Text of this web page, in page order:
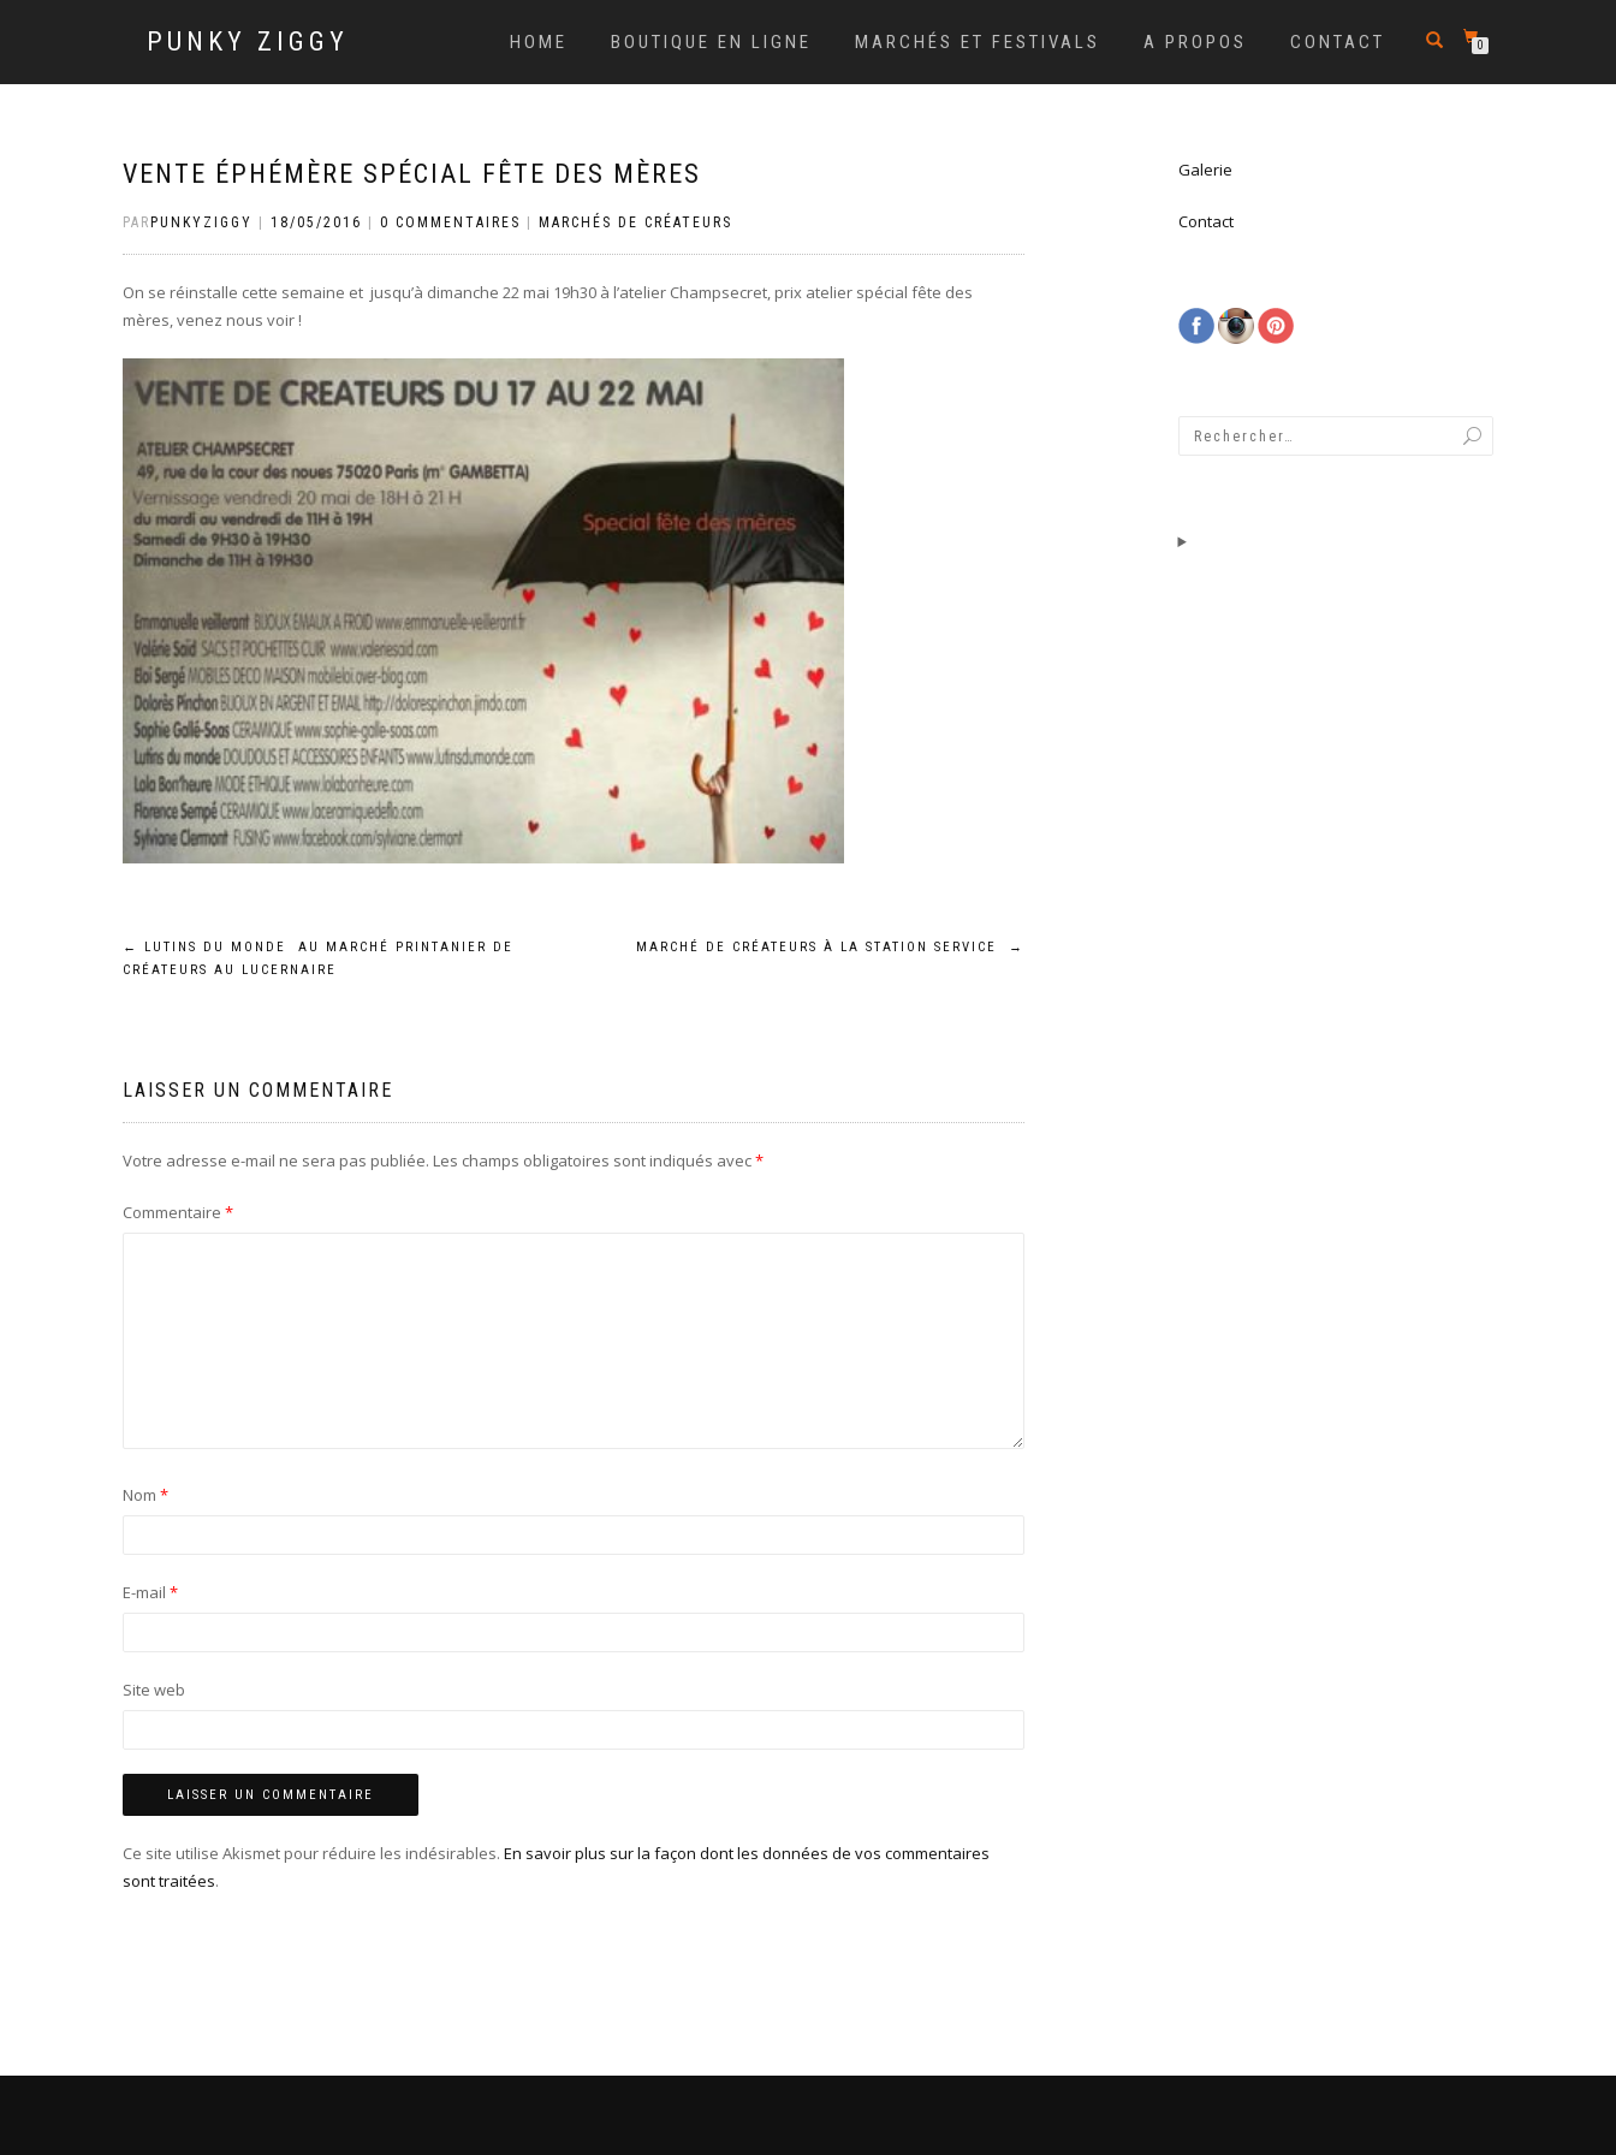
PUNKY ZIGGY HOME BOUTIQUE EN LIGNE MARCHÉS ET FESTIVALS A PROPOS CONTACT 0
VENTE ÉPHÉMÈRE SPÉCIAL FÊTE DES MÈRES
PAR PUNKYZIGGY 18/05/2016 0 COMMENTAIRES MARCHÉS DE CRÉATEURS
On se réinstalle cette semaine et jusqu’à dimanche 22 mai 19h30 à l’atelier Champsecret, prix atelier spécial fête des
mères, venez nous voir !
Navigation
←
LUTINS DU MONDE AU MARCHÉ PRINTANIER DE
CRÉATEURS AU LUCERNAIRE
MARCHÉ DE CRÉATEURS À LA STATION SERVICE →
LAISSER UN COMMENTAIRE
Votre adresse e-mail ne sera pas publiée. Les champs obligatoires sont indiqués avec*
Commentaire *
Nom *
E-mail *
Site web
Ce site utilise Akismet pour réduire les indésirables. En savoir plus sur la façon dont les données de vos commentaires
sont traitées.
Galerie
Contact